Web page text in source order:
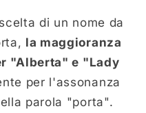
di un nome da
la maggioranza
"Alberta" e "Lady
per l'assonanza
parola "porta".